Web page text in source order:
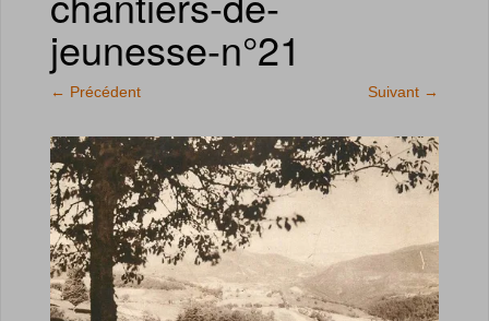
jeunesse-n°21
← Précédent Suivant →